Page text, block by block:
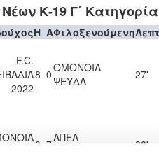
Κ-19 Γ΄
H AΦιλοξενούμενη
F.C.
2022
8 0ΟΜΟΝΟΙΑ
ΨΕΥΔΑ
27'
0 7ΑΠΕΑ
38'